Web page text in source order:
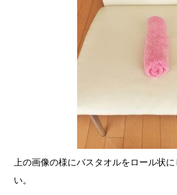
上の画像の様にバスタオルをロール状
い。